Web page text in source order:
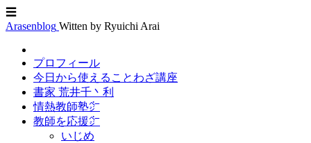
☰
Arasenblog Witten by Ryuichi Arai
プロフィール
今日から使えることわざ講座
書家 荒井千丶利
情熱教師塾㌻
教師を応援㌻
いじめ